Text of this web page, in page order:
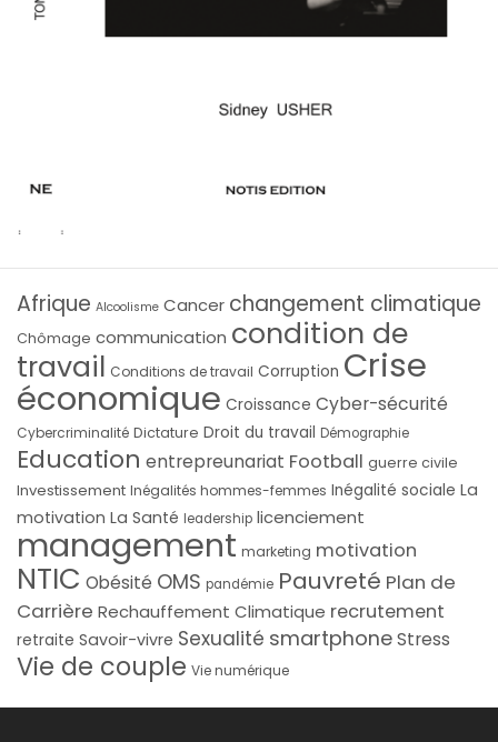
Afrique Alcoolisme Cancer changement climatique
Chômage communication condition de
travail Conditions de travail Corruption Crise
économique Croissance Cyber-sécurité
Cybercriminalité Dictature Droit du travail Démographie
Education entrepreunariat Football guerre civile
Investissement Inégalités hommes-femmes Inégalité sociale La
motivation La Santé leadership licenciement
management marketing motivation
NTIC Obésité OMS pandémie Pauvreté Plan de
Carrière Rechauffement Climatique recrutement
retraite Savoir-vivre Sexualité smartphoneStress
Vie de couple Vie numérique